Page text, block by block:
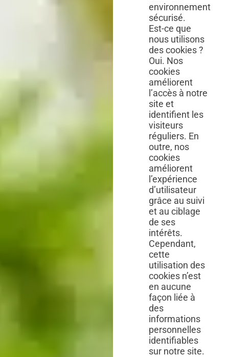
environnement
sécurisé.
Est-ce que
nous utilisons
des cookies ?
Oui. Nos
cookies
améliorent
l’accès à notre
site et
identifient les
visiteurs
réguliers. En
outre, nos
cookies
améliorent
l’expérience
d’utilisateur
grâce au suivi
et au ciblage
de ses
intérêts.
Cependant,
cette
utilisation des
cookies n’est
en aucune
façon liée à
des
informations
personnelles
identifiables
sur notre site.